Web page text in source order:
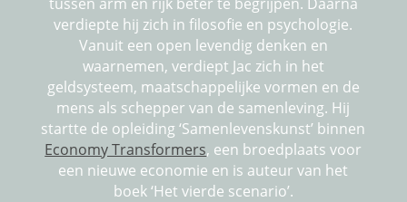
verdiepte hij zich in filosofie en psychologie.
Vanuit een open levendig denken en
waarnemen, verdiept Jac zich in het
geldsysteem, maatschappelijke vormen en de
mens als schepper van de samenleving. Hij
startte de opleiding ‘Samenlevenskunst’ binnen
Economy Transformers, een broedplaats voor
een nieuwe economie en is auteur van het
boek ‘Het vierde scenario’.